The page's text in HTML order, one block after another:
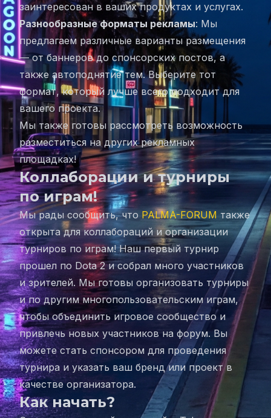
заинтересован в ваших продуктах и услугах.
Разнообразные форматы рекламы: Мы
предлагаем различные варианты размещения
— от баннеров до спонсорских постов, а
также автоподнятие тем. Выберите тот
формат, который лучше всего подходит для
вашего проекта.
Мы также готовы рассмотреть возможность
разместиться на других рекламных
площадках!
Коллаборации и турниры
по играм!
Мы рады сообщить, что PALMA-FORUM также
открыта для коллабораций и организации
турниров по играм! Наш первый турнир
прошел по Dota 2 и собрал много участников
и зрителей. Мы готовы организовать турниры
и по другим многопользовательским играм,
чтобы объединить игровое сообщество и
привлечь новых участников на форум. Вы
можете стать спонсором для проведения
турнира и указать ваш бренд или проект в
качестве организатора.
Как начать?